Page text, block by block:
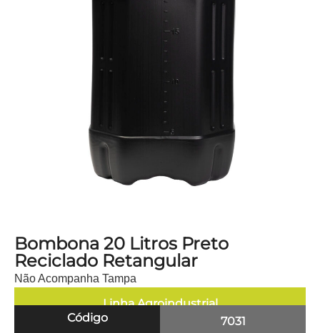
Bombona 20 Litros Preto
Reciclado Retangular
Não Acompanha Tampa
Linha Agroindustrial
Código
7031